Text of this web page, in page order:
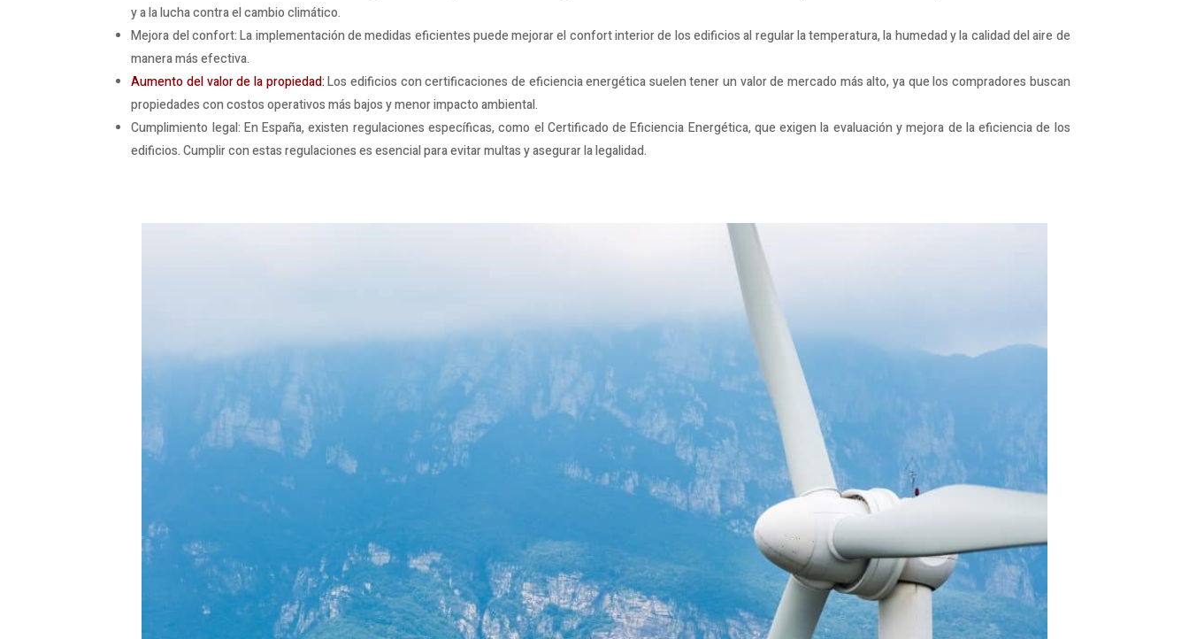
y a la lucha contra el cambio climático.
Mejora del confort: La implementación de medidas eficientes puede mejorar el confort interior de los edificios al regular la temperatura, la humedad y la calidad del aire de
manera más efectiva.
Aumento del valor de la propiedad:Los edificios con certificaciones de eficiencia energética suelen tener un valor de mercado más alto, ya que los compradores buscan
propiedades con costos operativos más bajos y menor impacto ambiental.
Cumplimiento legal: En España, existen regulaciones específicas, como el Certificado de Eficiencia Energética, que exigen la evaluación y mejora de la eficiencia de los
edificios. Cumplir con estas regulaciones es esencial para evitar multas y asegurar la legalidad.